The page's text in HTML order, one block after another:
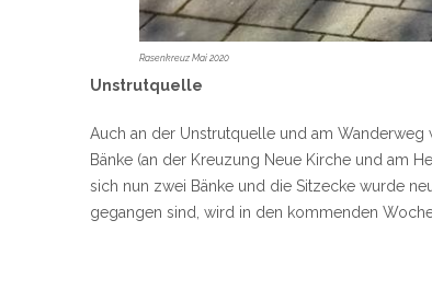
Rasenkreuz Mai 2020
Unstrutquelle
Auch an der Unstrutquelle und am
Bänke (an der Kreuzung Neue Kirche und am
sich nun zwei Bänke und die Sitzecke wurde
gegangen sind, wird in den kommenden